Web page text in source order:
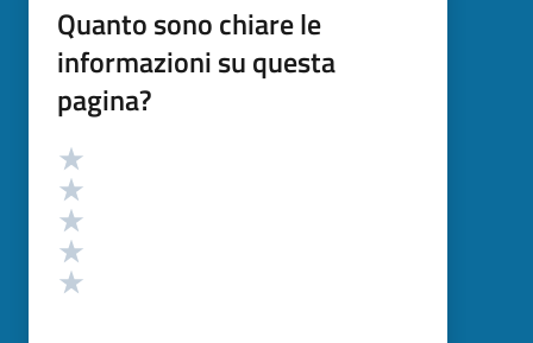
Quanto sono chiare le
informazioni su questa
pagina?
Valutazione